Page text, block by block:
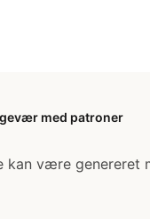
med patroner
kan være genereret